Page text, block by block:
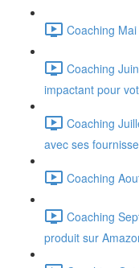
Coaching
Coaching
impactant pour
Coaching
avec ses
Coaching
Coaching
produit sur